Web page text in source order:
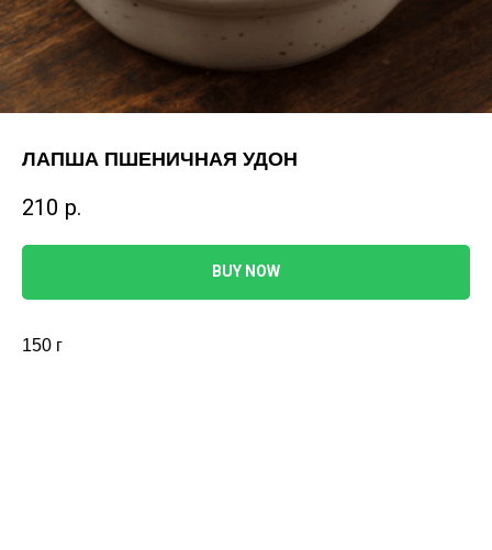
ЛАПША ПШЕНИЧНАЯ УДОН
210 р.
BUY NOW
150 г